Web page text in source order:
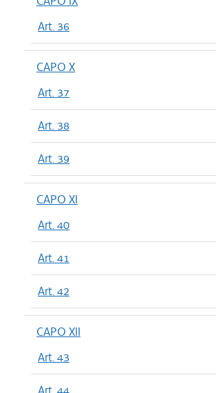
Art. 36
CAPO X
Art. 37
Art. 38
Art. 39
CAPO XI
Art. 40
Art. 41
Art. 42
CAPO XII
Art. 43